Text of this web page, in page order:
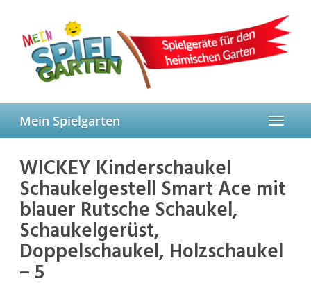
content
Toggle
Mein Spielgarten
WICKEY Kinderschaukel
Schaukelgestell Smart Ace mit
blauer Rutsche Schaukel,
Schaukelgerüst,
Doppelschaukel, Holzschaukel
– 5